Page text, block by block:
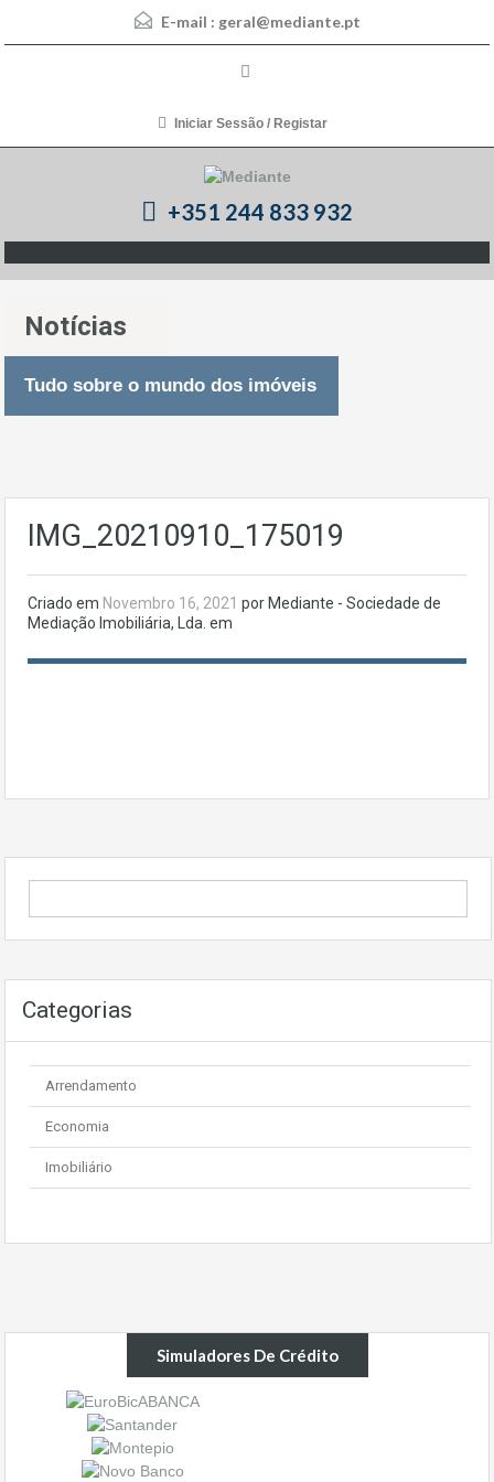
E-mail : geral@mediante.pt
Iniciar Sessão / Registar
+351 244 833 932
Notícias
Tudo sobre o mundo dos imóveis
IMG_20210910_175019
Criado em Novembro 16, 2021 por Mediante - Sociedade de
Mediação Imobiliária, Lda. em
Categorias
Arrendamento
Economia
Imobiliário
Simuladores De Crédito